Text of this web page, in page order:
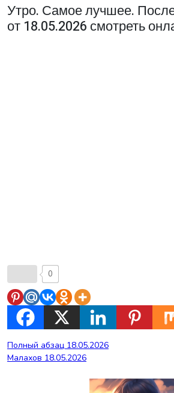
Утро. Самое лучшее.
от 18.05.2026 смотреть
0
Навигация
по
Полный абзац 18.05.2026
Малахов 18.05.2026